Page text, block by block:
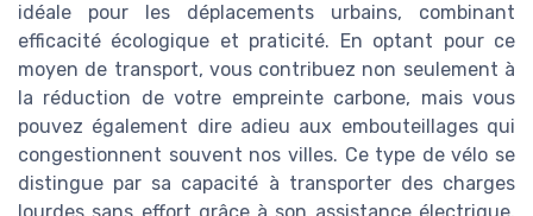
idéale pour les déplacements urbains, combinant
efficacité écologique et praticité. En optant pour ce
moyen de transport, vous contribuez non seulement à
la réduction de votre empreinte carbone, mais vous
pouvez également dire adieu aux embouteillages qui
congestionnent souvent nos villes. Ce type de vélo se
distingue par sa capacité à transporter des charges